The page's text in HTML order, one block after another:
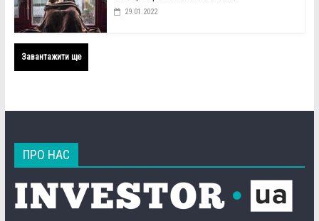
29.01.2022
Завантажити ще
ПРО НАС